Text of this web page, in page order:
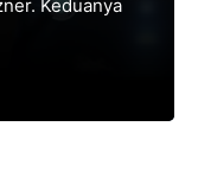
Keduanya